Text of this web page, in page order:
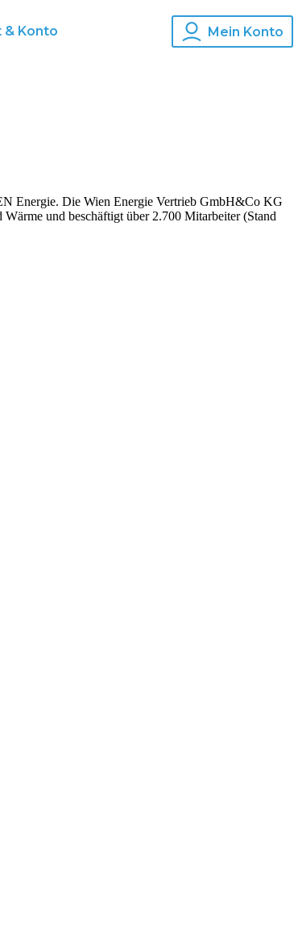
& Konto Mein Konto
Energie. Die Wien Energie Vertrieb GmbH&Co KG
und beschäftigt über 2.700 Mitarbeiter (Stand